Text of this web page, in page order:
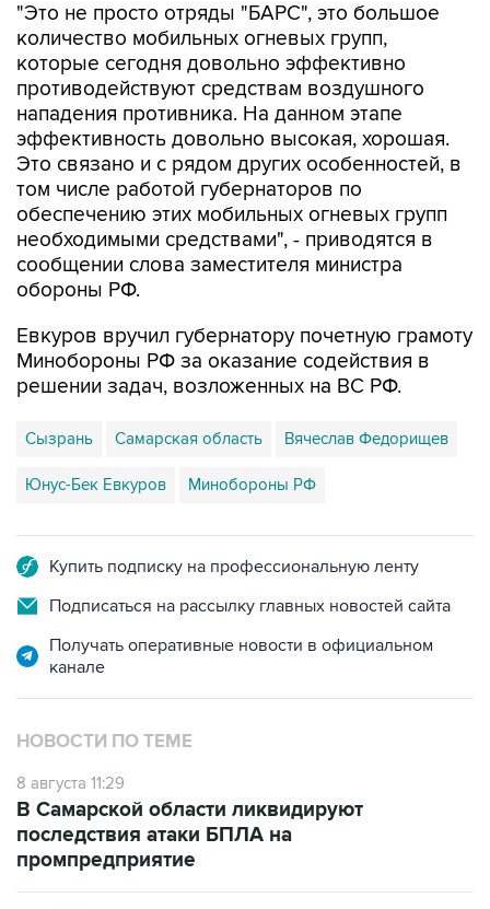
"Это не просто отряды "БАРС", это большое
количество мобильных огневых групп,
которые сегодня довольно эффективно
противодействуют средствам воздушного
нападения противника. На данном этапе
эффективность довольно высокая, хорошая.
Это связано и с рядом других особенностей, в
том числе работой губернаторов по
обеспечению этих мобильных огневых групп
необходимыми средствами", - приводятся в
сообщении слова заместителя министра
обороны РФ.
Евкуров вручил губернатору почетную грамоту
Минобороны РФ за оказание содействия в
решении задач, возложенных на ВС РФ.
Сызрань Самарская область Вячеслав Федорищев
Юнус-Бек Евкуров Минобороны РФ
Купить подписку на профессиональную ленту
Подписаться на рассылку главных новостей сайта
Получать оперативные новости в официальном
канале
НОВОСТИ ПО ТЕМЕ
8 августа 11:29
В Самарской области ликвидируют
последствия атаки БПЛА на
промпредприятие